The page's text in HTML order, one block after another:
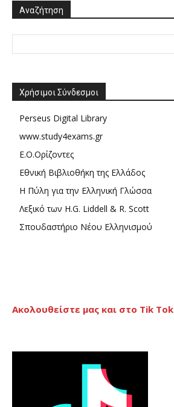
Αναζήτηση
Χρήσιμοι Σύνδεσμοι
Perseus Digital Library
www.study4exams.gr
Ε.Ο.Ορίζοντες
Εθνική Βιβλιοθήκη της Ελλάδος
Η Πύλη για την Ελληνική Γλώσσα
Λεξικό των H.G. Liddell & R. Scott
Σπουδαστήριο Νέου Ελληνισμού
Ακολουθείστε μας και στο Tik Tok